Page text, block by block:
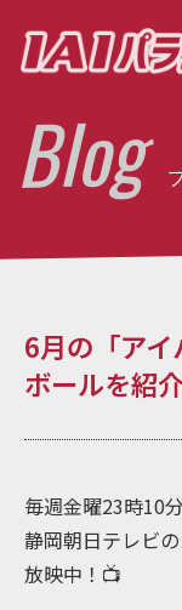
Blog
6月の「ア
ボールを紹
毎週金曜23時10
静岡朝日テレビ
放映中！📺